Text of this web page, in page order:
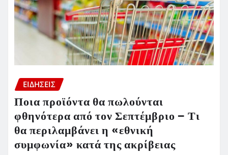
ΕΙΔΗΣΕΙΣ
Ποια προϊόντα θα πωλούνται
φθηνότερα από τον Σεπτέμβριο – Τι
θα περιλαμβάνει η «εθνική
συμφωνία» κατά της ακρίβειας